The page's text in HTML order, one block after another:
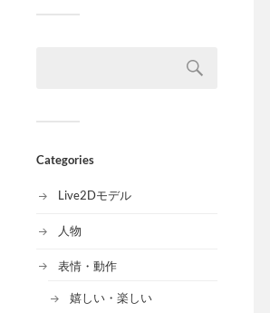
Categories
Live2Dモデル
人物
表情・動作
嬉しい・楽しい